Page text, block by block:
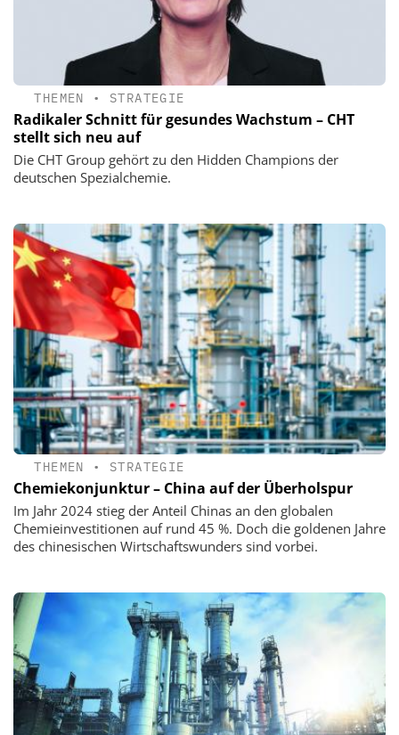
THEMEN • STRATEGIE
Radikaler Schnitt für gesundes Wachstum – CHT
stellt sich neu auf
Die CHT Group gehört zu den Hidden Champions der
deutschen Spezialchemie.
THEMEN • STRATEGIE
Chemiekonjunktur – China auf der Überholspur
Im Jahr 2024 stieg der Anteil Chinas an den globalen
Chemieinvestitionen auf rund 45 %. Doch die goldenen Jahre
des chinesischen Wirtschaftswunders sind vorbei.